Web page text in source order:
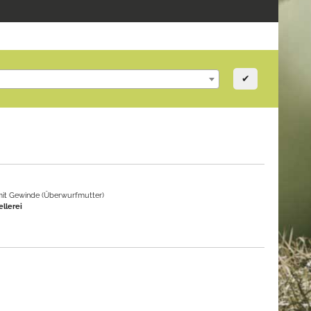
✔
Gewinde (Überwurfmutter)